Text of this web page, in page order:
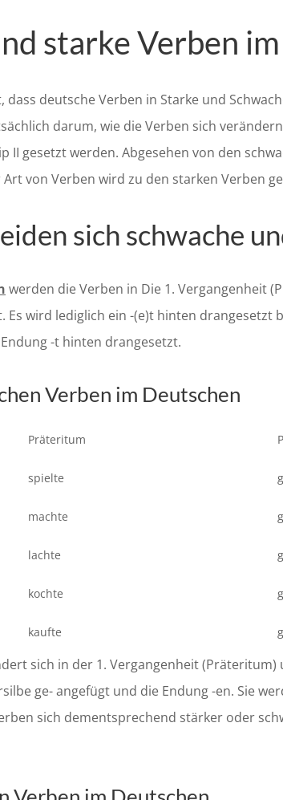
starke Verben
dass deutsche Verben in Starke und
darum, wie die Verben sich
II gesetzt werden. Abgesehen von den
von Verben wird zu den starken Verben
sich schwache
werden die Verben in Die 1. Vergangenheit
Es wird lediglich ein -(e)t hinten drangesetzt
-t hinten drangesetzt.
Verben im Deutschen
Präteritum
spielte
machte
lachte
kochte
kaufte
sich in der 1. Vergangenheit (Präteritum)
ge- angefügt und die Endung -en. Sie
sich dementsprechend stärker oder